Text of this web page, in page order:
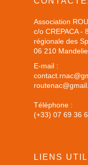
Association
c/o CREPACA -
régionale des
06 210
E-mail :
Téléphone :
(+33) 07 69 36
LIENS